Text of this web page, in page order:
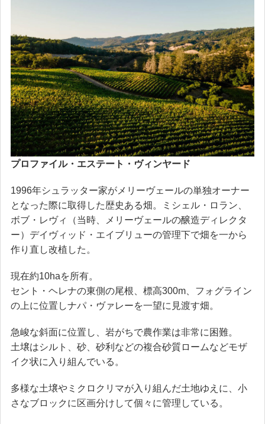
プロファイル・エステート・ヴィンヤード
1996年シュラッター家がメリーヴェールの単独オーナー
となった際に取得した歴史ある畑。ミシェル・ロラン、
ボブ・レヴィ（当時、メリーヴェールの醸造ディレクタ
ー）デイヴィッド・エイブリューの管理下で畑を一から
作り直し改植した。
現在約10haを所有。
セント・ヘレナの東側の尾根、標高300m、フォグライン
の上に位置しナパ・ヴァレーを一望に見渡す畑。
急峻な斜面に位置し、岩がちで農作業は非常に困難。
土壌はシルト、砂、砂利などの複合砂質ロームなどモザ
イク状に入り組んでいる。
多様な土壌やミクロクリマが入り組んだ土地ゆえに、小
さなブロックに区画分けして個々に管理している。